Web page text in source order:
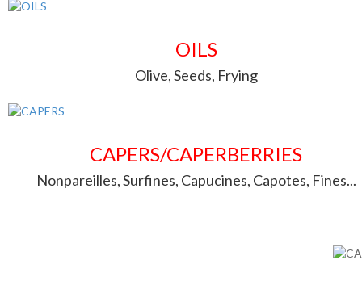
OILS
Olive, Seeds, Frying
CAPERS/CAPERBERRIES
Nonpareilles, Surfines, Capucines, Capotes, Fines...